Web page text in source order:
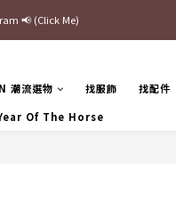
熱預購接單中🔥
📢 (Click Me)
購物金
潮流選物 找服飾 找配件
Year Of The Horse